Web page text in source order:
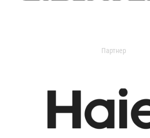
Партнер